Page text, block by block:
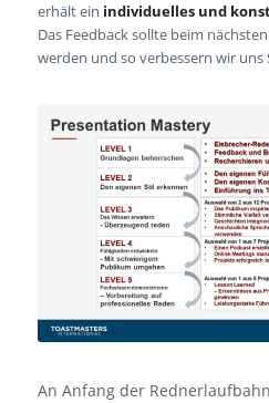
erhält ein individuelles und
Das Feedback sollte beim
werden und so verbessern wir
An Anfang der